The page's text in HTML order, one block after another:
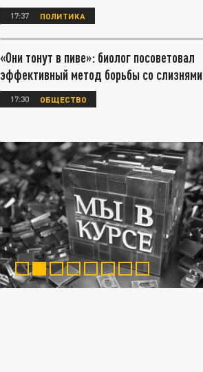
17:37 ПОЛИТИКА
«Они тонут в пиве»: биолог посоветовал
эффективный метод борьбы со слизнями
17:30 ОБЩЕСТВО